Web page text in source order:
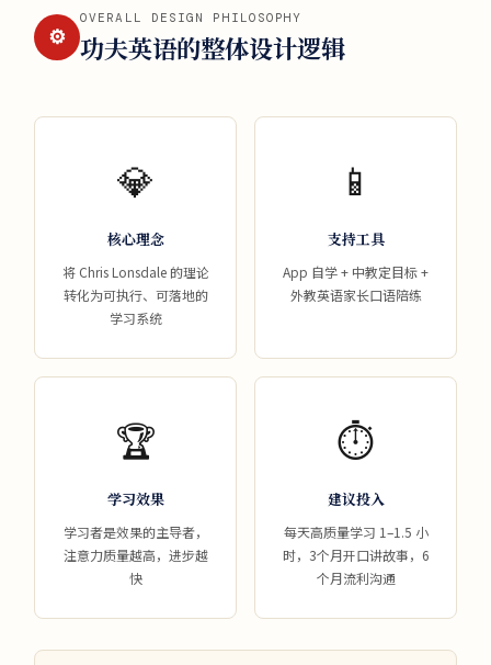
⚙
OVERALL DESIGN PHILOSOPHY
功夫英语的整体设计逻辑
💎
核心理念
将 Chris Lonsdale 的理论
转化为可执行、可落地的
学习系统
📱
支持工具
App 自学 + 中教定目标 +
外教英语家长口语陪练
🏆
学习效果
学习者是效果的主导者，
注意力质量越高，进步越
快
⏱️
建议投入
每天高质量学习 1–1.5 小
时，3个月开口讲故事，6
个月流利沟通